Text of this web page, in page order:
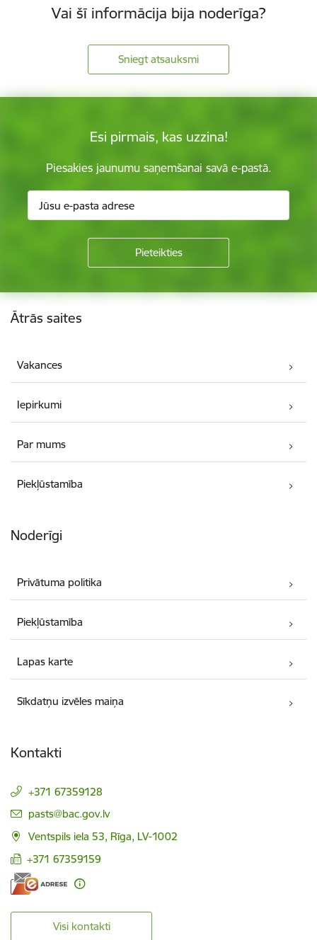
Vai šī informācija bija noderīga?
Sniegt atsauksmi
Esi pirmais, kas uzzina!
Piesakies jaunumu saņemšanai savā e-pastā.
Kājene
Ātrās saites
Vakances
Iepirkumi
Par mums
Piekļūstamība
Noderīgi
Privātuma politika
Piekļūstamība
Lapas karte
Sīkdatņu izvēles maiņa
Kontakti
+371 67359128
E-pasts:
pasts@bac.gov.lv
Ventspils iela 53, Rīga, LV-1002
+371 67359159
Visi kontakti